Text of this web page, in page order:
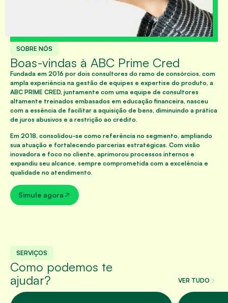
SOBRE NÓS
Boas-vindas à ABC Prime Cred
Fundada em 2016 por dois consultores do ramo de consórcios, com
ampla experiência na gestão de equipes e expertise do produto, a
ABC PRIME CRED, juntamente com uma equipe de consultores
altamente treinados embasados em educação financeira, nasceu
com a essência de facilitar a aquisição de bens, diminuindo a prática
de juros abusivos e a restrição ao crédito.
Em 2018, consolidou-se como referência no segmento, ampliando
sua atuação e fortalecendo parcerias estratégicas. Com visão
inovadora e foco no cliente, aprimorou processos internos e
expandiu seu alcance, sempre comprometida com a excelência e
qualidade no atendimento.
Simule agora
SERVIÇOS
Como podemos te
ajudar?
VER TUDO